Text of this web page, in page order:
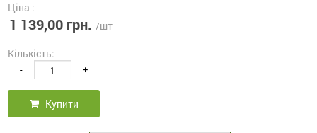
Ціна :
1 139,00 грн. /шт
Кількість:
- +
Купити